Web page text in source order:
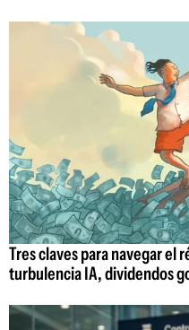
Tres claves para navegar el
turbulencia IA, dividendos